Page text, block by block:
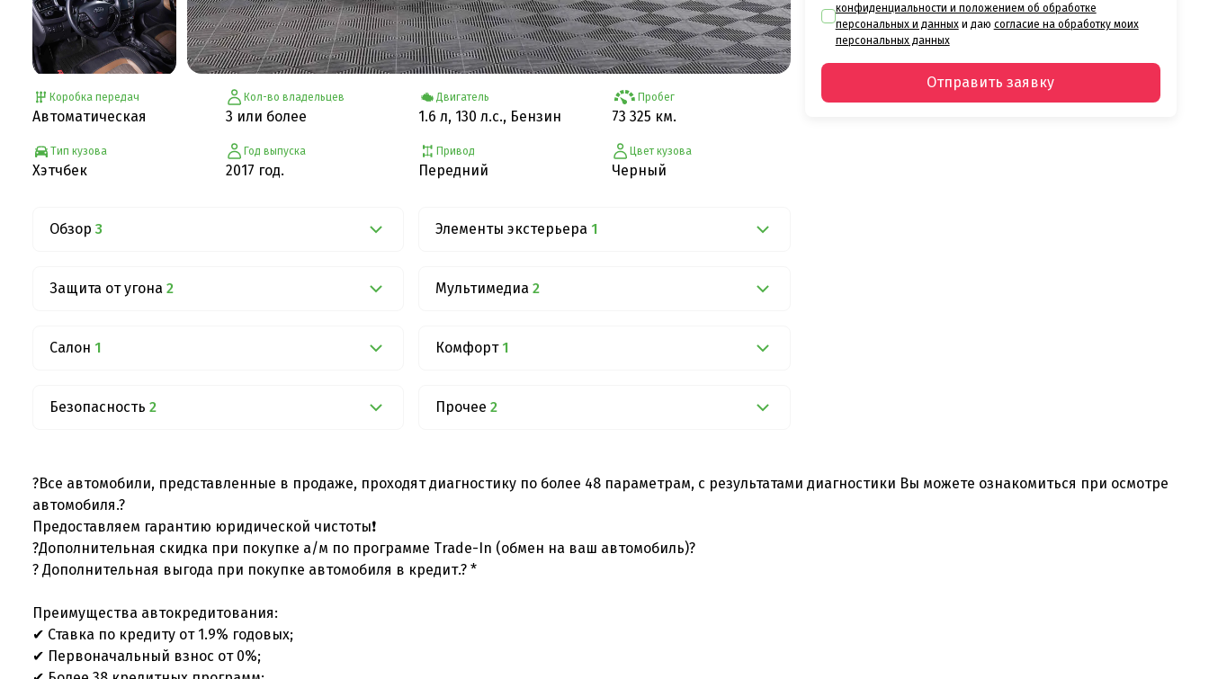
Коробка передач
Автоматическая
Тип кузова
Хэтчбек
Кол-во владельцев
3 или более
Год выпуска
2017 год.
Двигатель
1.6 л, 130 л.с., Бензин
Привод
Передний
Пробег
73 325 км.
Цвет кузова
Черный
Обзор 3 Элементы экстерьера 1
Защита от угона 2 Мультимедиа 2
Салон 1 Комфорт 1
Безопасность 2 Прочее 2
конфиденциальности и положением об обработке
персональных и данныхи даю согласие на обработку моих
персональных данных
Отправить заявку
?Все автомобили, представленные в продаже, проходят диагностику по более 48 параметрам, с результатами диагностики Вы можете ознакомиться при осмотре
автомобиля.?
Предоставляем гарантию юридической чистоты❗
?Дополнительная скидка при покупке а/м по программе Trade-In (обмен на ваш автомобиль)?
? Дополнительная выгода при покупке автомобиля в кредит.? *
Преимущества автокредитования:
✔ Ставка по кредиту от 1.9% годовых;
✔ Первоначальный взнос от 0%;